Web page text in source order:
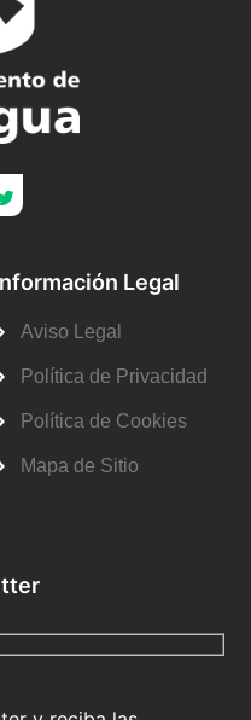
Legal
Aviso Legal
Política de Privacidad
Política de Cookies
Mapa de Sitio